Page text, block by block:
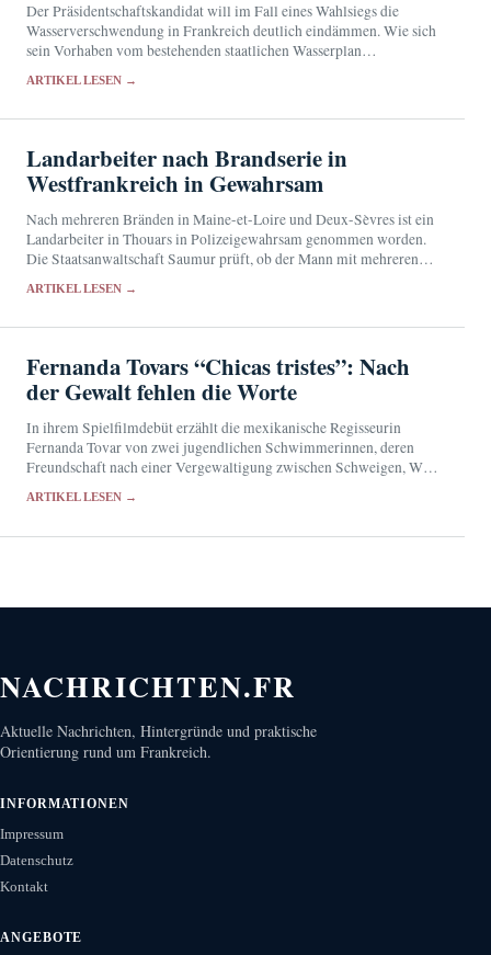
Der Präsidentschaftskandidat will im Fall eines Wahlsiegs die
Wasserverschwendung in Frankreich deutlich eindämmen. Wie sich
sein Vorhaben vom bestehenden staatlichen Wasserplan
ARTIKEL LESEN →
Landarbeiter nach Brandserie in
Westfrankreich in Gewahrsam
Nach mehreren Bränden in Maine-et-Loire und Deux-Sèvres ist ein
Landarbeiter in Thouars in Polizeigewahrsam genommen worden.
Die Staatsanwaltschaft Saumur prüft, ob der Mann mit mehreren
ARTIKEL LESEN →
Fernanda Tovars “Chicas tristes”: Nach
der Gewalt fehlen die Worte
In ihrem Spielfilmdebüt erzählt die mexikanische Regisseurin
Fernanda Tovar von zwei jugendlichen Schwimmerinnen, deren
Freundschaft nach einer Vergewaltigung zwischen Schweigen, Wut
"Chicas tristes" in Frankreich.
ARTIKEL LESEN →
NACHRICHTEN.FR
Aktuelle Nachrichten, Hintergründe und praktische
Orientierung rund um Frankreich.
INFORMATIONEN
Impressum
Datenschutz
Kontakt
ANGEBOTE